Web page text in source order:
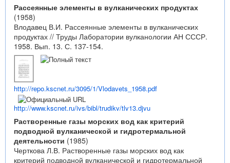
Рассеянные элементы в вулканических продуктах
(1958)
Влодавец В.И. Рассеянные элементы в вулканических
продуктах // Труды Лаборатории вулканологии АН СССР.
1958. Вып. 13. С. 137-154.
http://repo.kscnet.ru/3095/1/Vlodavets_1958.pdf
http://www.kscnet.ru/ivs/bibl/trudikv/tlv13.djvu
Растворенные газы морских вод как критерий
подводной вулканической и гидротермальной
деятельности (1985)
Черткова Л.В. Растворенные газы морских вод как
критерий подводной вулканической и гидротермальной